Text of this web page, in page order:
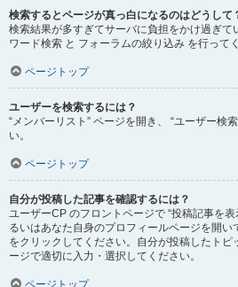
検索するとページが真っ白になるのはどうして
検索結果が多すぎてサーバに負担をかけ過ぎて
ワード検索 と フォーラムの絞り込み を行って
ページトップ
ユーザーを検索するには？
“メンバーリスト” ページを開き、 “ユーザー検
い。
ページトップ
自分が投稿した記事を確認するには？
ユーザーCP のフロントページで “投稿記事を
るいはあなた自身のプロフィールページを開い
をクリックしてください。自分が投稿したト
ージで適切に入力・選択してください。
ページトップ